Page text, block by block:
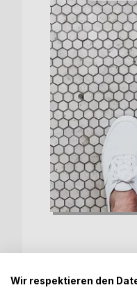
Wir respektieren den